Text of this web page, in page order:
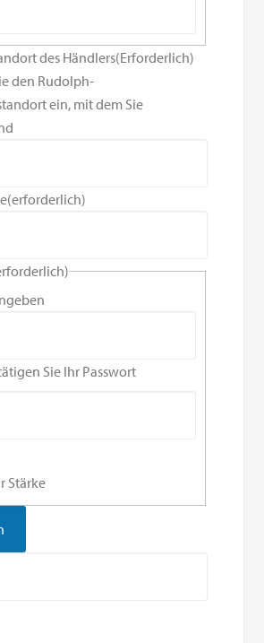
des Händlers(Erforderlich)
den Rudolph-
ein, mit dem Sie
(erforderlich)
Sie Ihr Passwort
Stärke